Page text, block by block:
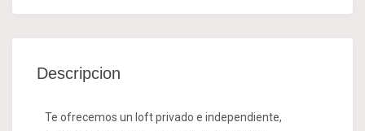
Descripcion
Te ofrecemos un loft privado e independiente,